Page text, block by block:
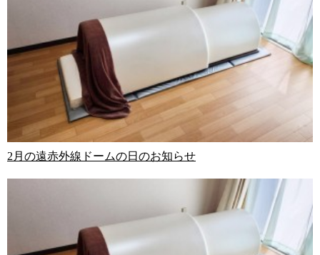
2月の遠赤外線ドームの日のお知らせ